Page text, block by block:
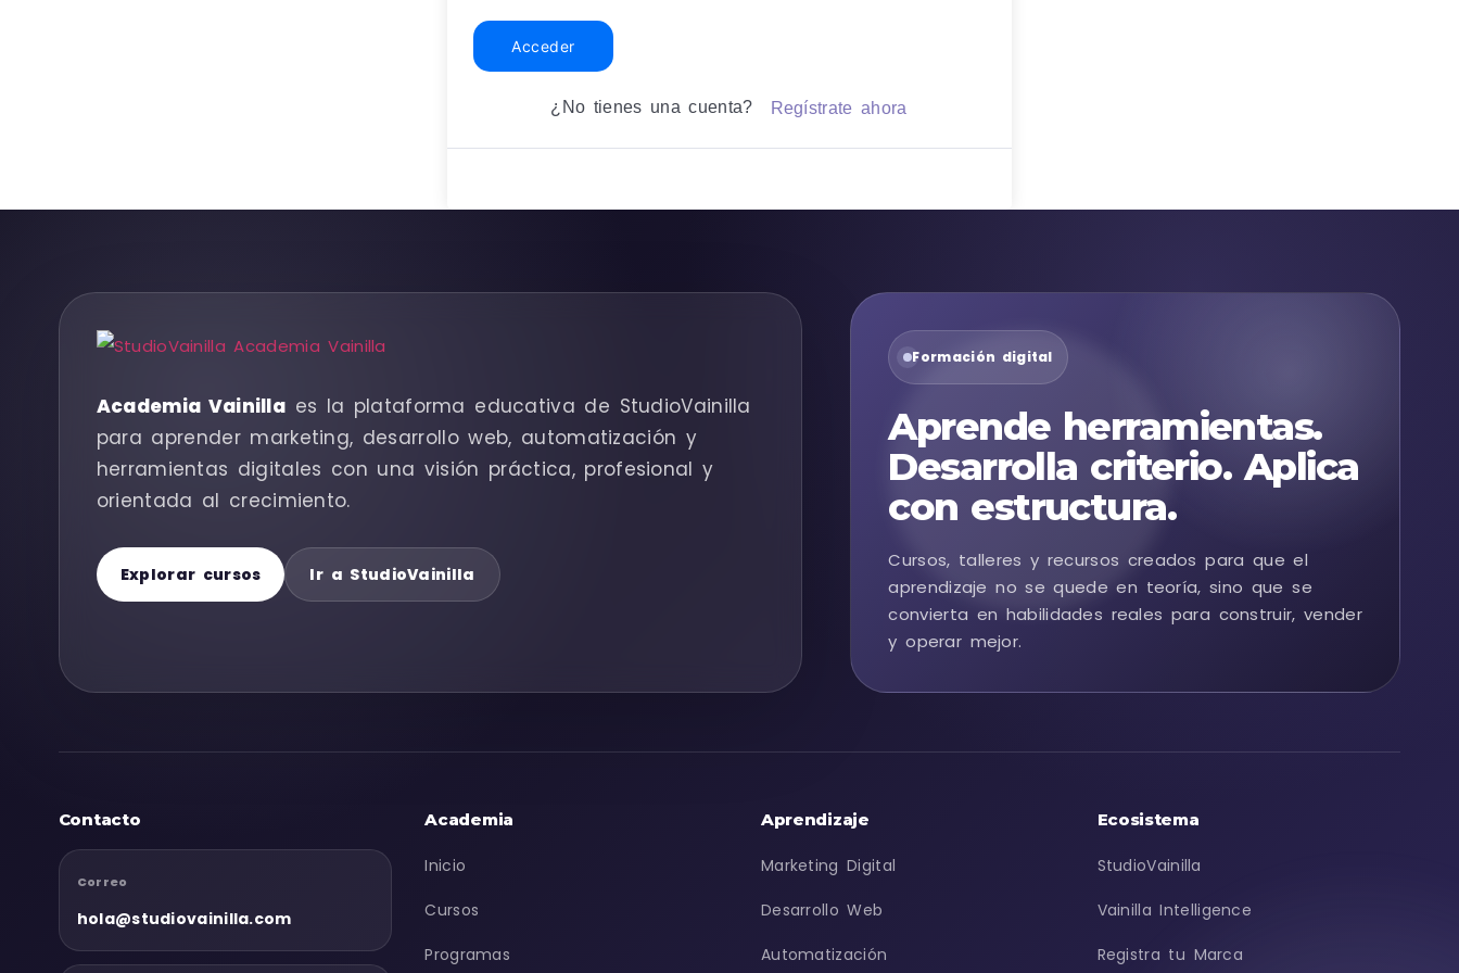
Acceder
¿No tienes una cuenta? Regístrate ahora
Academia Vainilla es la plataforma educativa de StudioVainilla
para aprender marketing, desarrollo web, automatización y
herramientas digitales con una visión práctica, profesional y
orientada al crecimiento.
Explorar cursos Ir a StudioVainilla
Formación digital
Aprende herramientas.
Desarrolla criterio. Aplica
con estructura.
Cursos, talleres y recursos creados para que el
aprendizaje no se quede en teoría, sino que se
convierta en habilidades reales para construir, vender
y operar mejor.
Contacto
Correo
hola@studiovainilla.com
Academia
Inicio
Cursos
Programas
Aprendizaje
Marketing Digital
Desarrollo Web
Automatización
Ecosistema
StudioVainilla
Vainilla Intelligence
Registra tu Marca